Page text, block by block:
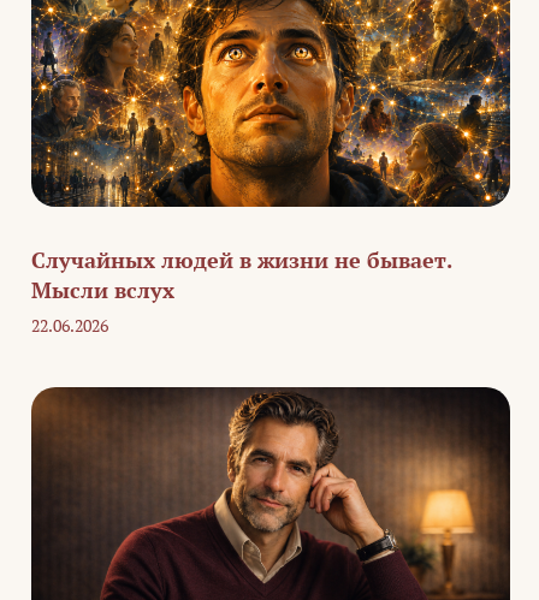
Случайных людей в жизни не бывает.
Мысли вслух
22.06.2026